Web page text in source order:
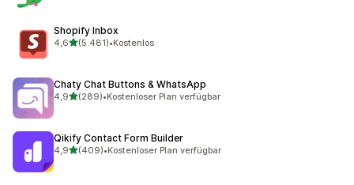
Shopify Inbox
4,6von 5 Sternen
(5.481)
5481 Rezensionen insgesamt
•Kostenlos
Chaty Chat Buttons & WhatsApp
4,9von 5 Sternen
(289)
289 Rezensionen insgesamt
•Kostenloser Plan verfügbar
Qikify Contact Form Builder
4,9von 5 Sternen
(409)
409 Rezensionen insgesamt
•Kostenloser Plan verfügbar